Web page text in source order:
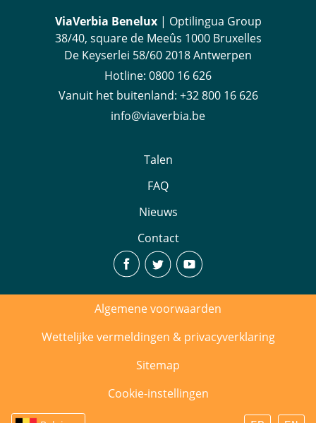
ViaVerbia Benelux| Optilingua Group
38/40, square de Meeûs 1000 Bruxelles
De Keyserlei 58/60 2018 Antwerpen
Hotline: ‪0800 16 626
Vanuit het buitenland: +32 800 16 626
info@viaverbia.be
Talen
FAQ
Nieuws
Contact
Algemene voorwaarden
Wettelijke vermeldingen & privacyverklaring
Sitemap
Cookie-instellingen